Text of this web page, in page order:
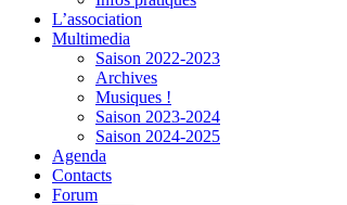
L’association
Multimedia
Saison 2022-2023
Archives
Musiques !
Saison 2023-2024
Saison 2024-2025
Agenda
Contacts
Forum